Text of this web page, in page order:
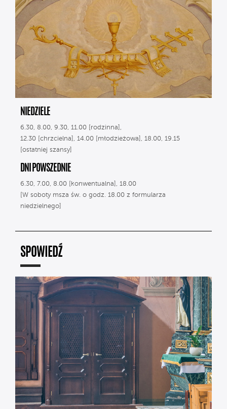
NIEDZIELE
6.30, 8.00, 9.30, 11.00 [rodzinna],
12.30 [chrzcielna], 14.00 [młodzieżowa], 18.00, 19.15
[ostatniej szansy]
DNI POWSZEDNIE
6.30, 7.00, 8.00 [konwentualna], 18.00
[W soboty msza św. o godz. 18.00 z formularza
niedzielnego]
SPOWIEDŹ